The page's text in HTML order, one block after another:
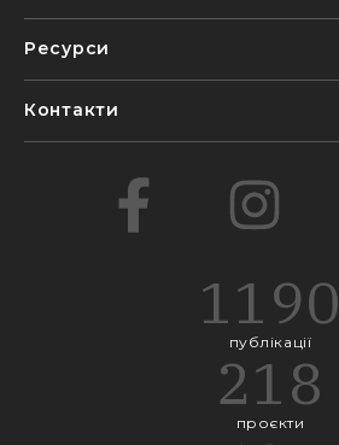
Ресурси
Контакти
1190
публікації
218
проєкти